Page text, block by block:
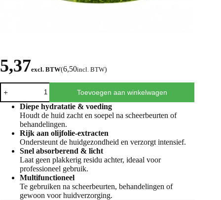
5,37excl. BTW(6,50incl. BTW)
Toevoegen aan winkelwagen
Diepe hydratatie & voeding
Houdt de huid zacht en soepel na scheerbeurten of
behandelingen.
Rijk aan olijfolie-extracten
Ondersteunt de huidgezondheid en verzorgt intensief.
Snel absorberend & licht
Laat geen plakkerig residu achter, ideaal voor
professioneel gebruik.
Multifunctioneel
Te gebruiken na scheerbeurten, behandelingen of
gewoon voor huidverzorging.